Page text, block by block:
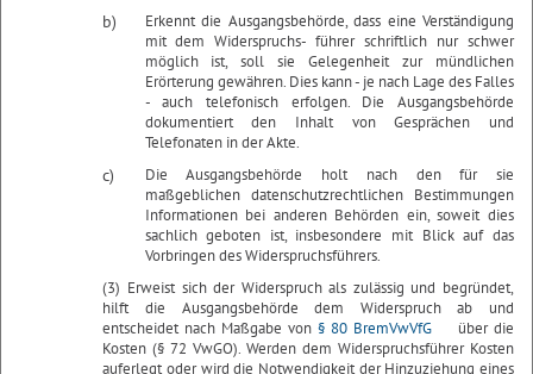
b)
Erkennt die Ausgangsbehörde, dass eine Verständigung
mit dem Widerspruchs- führer schriftlich nur schwer
möglich ist, soll sie Gelegenheit zur mündlichen
Erörterung gewähren. Dies kann - je nach Lage des Falles
- auch telefonisch erfolgen. Die Ausgangsbehörde
dokumentiert den Inhalt von Gesprächen und
Telefonaten in der Akte.
c)
Die Ausgangsbehörde holt nach den für sie
maßgeblichen datenschutzrechtlichen Bestimmungen
Informationen bei anderen Behörden ein, soweit dies
sachlich geboten ist, insbesondere mit Blick auf das
Vorbringen des Widerspruchsführers.
(3) Erweist sich der Widerspruch als zulässig und begründet,
hilft die Ausgangsbehörde dem Widerspruch ab und
entscheidet nach Maßgabe von § 80 BremVwVfG
über die
Kosten (§ 72 VwGO). Werden dem Widerspruchsführer Kosten
auferlegt oder wird die Notwendigkeit der Hinzuziehung eines